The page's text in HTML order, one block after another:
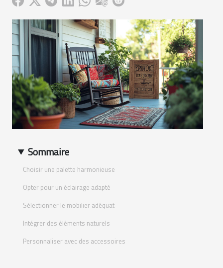
Sommaire
Choisir une palette harmonieuse
Opter pour un éclairage adapté
Sélectionner le mobilier adéquat
Intégrer des éléments naturels
Personnaliser avec des accessoires